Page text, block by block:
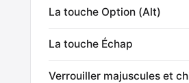
La touche Option (Alt)
La touche Échap
Verrouiller majuscules et